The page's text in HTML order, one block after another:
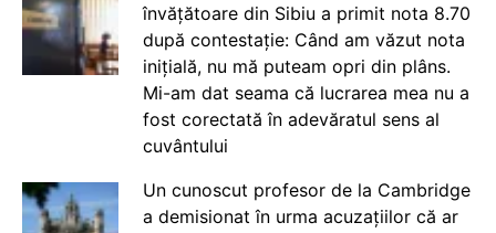
învățătoare din Sibiu a primit nota 8.70
după contestație: Când am văzut nota
inițială, nu mă puteam opri din plâns.
Mi-am dat seama că lucrarea mea nu a
fost corectată în adevăratul sens al
cuvântului
Un cunoscut profesor de la Cambridge
a demisionat în urma acuzațiilor că ar